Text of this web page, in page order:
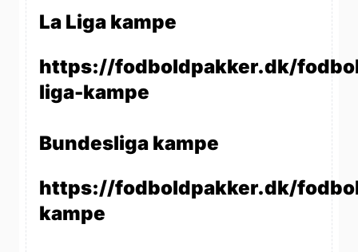
La Liga kampe
https://fodboldpakker.dk/
liga-kampe
Bundesliga kampe
https://fodboldpakker.dk/
kampe